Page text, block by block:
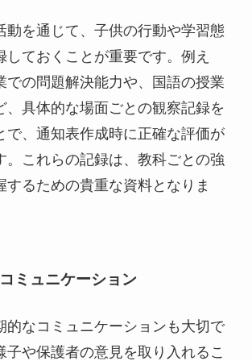
動を通じて、子供の行動や学習態
しておくことが重要です。例え
での問題解決能力や、国語の授業
、具体的な場面ごとの観察記録を
で、通知表作成時に正確な評価が
。これらの記録は、教科ごとの強
するための貴重な資料となりま
ミュニケーション
的なコミュニケーションも大切で
子や保護者の意見を取り入れるこ